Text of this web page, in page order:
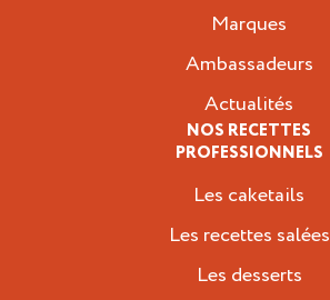
Marques
Ambassadeurs
Actualités
NOS RECETTES
PROFESSIONNELS
Les caketails
Les recettes salées
Les desserts